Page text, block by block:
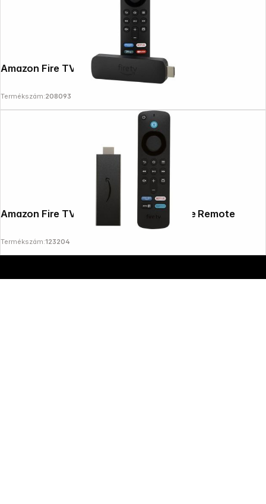
Amazon Fire TV Stick 4k Plus WiFi 6
Termékszám:208093
Amazon Fire TV Stick HD incl Alexa Voice Remote
Termékszám:123204
Copyright © 2000 - 2026 DIFOX. All rights reserved.